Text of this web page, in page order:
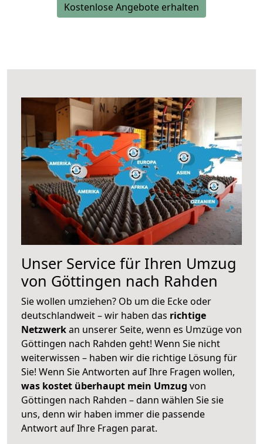
Kostenlose Angebote erhalten
Unser Service für Ihren Umzug
von Göttingen nach Rahden
Sie wollen umziehen? Ob um die Ecke oder
deutschlandweit – wir haben das richtige
Netzwerkan unserer Seite, wenn es Umzüge von
Göttingen nach Rahden geht! Wenn Sie nicht
weiterwissen – haben wir die richtige Lösung für
Sie! Wenn Sie Antworten auf Ihre Fragen wollen,
was kostet überhaupt mein Umzug von
Göttingen nach Rahden – dann wählen Sie sie
uns, denn wir haben immer die passende
Antwort auf Ihre Fragen parat.